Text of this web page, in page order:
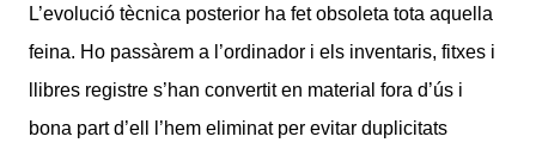
L’evolució tècnica posterior ha fet obsoleta tota aquella
feina. Ho passàrem a l’ordinador i els inventaris, fitxes i
llibres registre s’han convertit en material fora d’ús i
bona part d’ell l’hem eliminat per evitar duplicitats